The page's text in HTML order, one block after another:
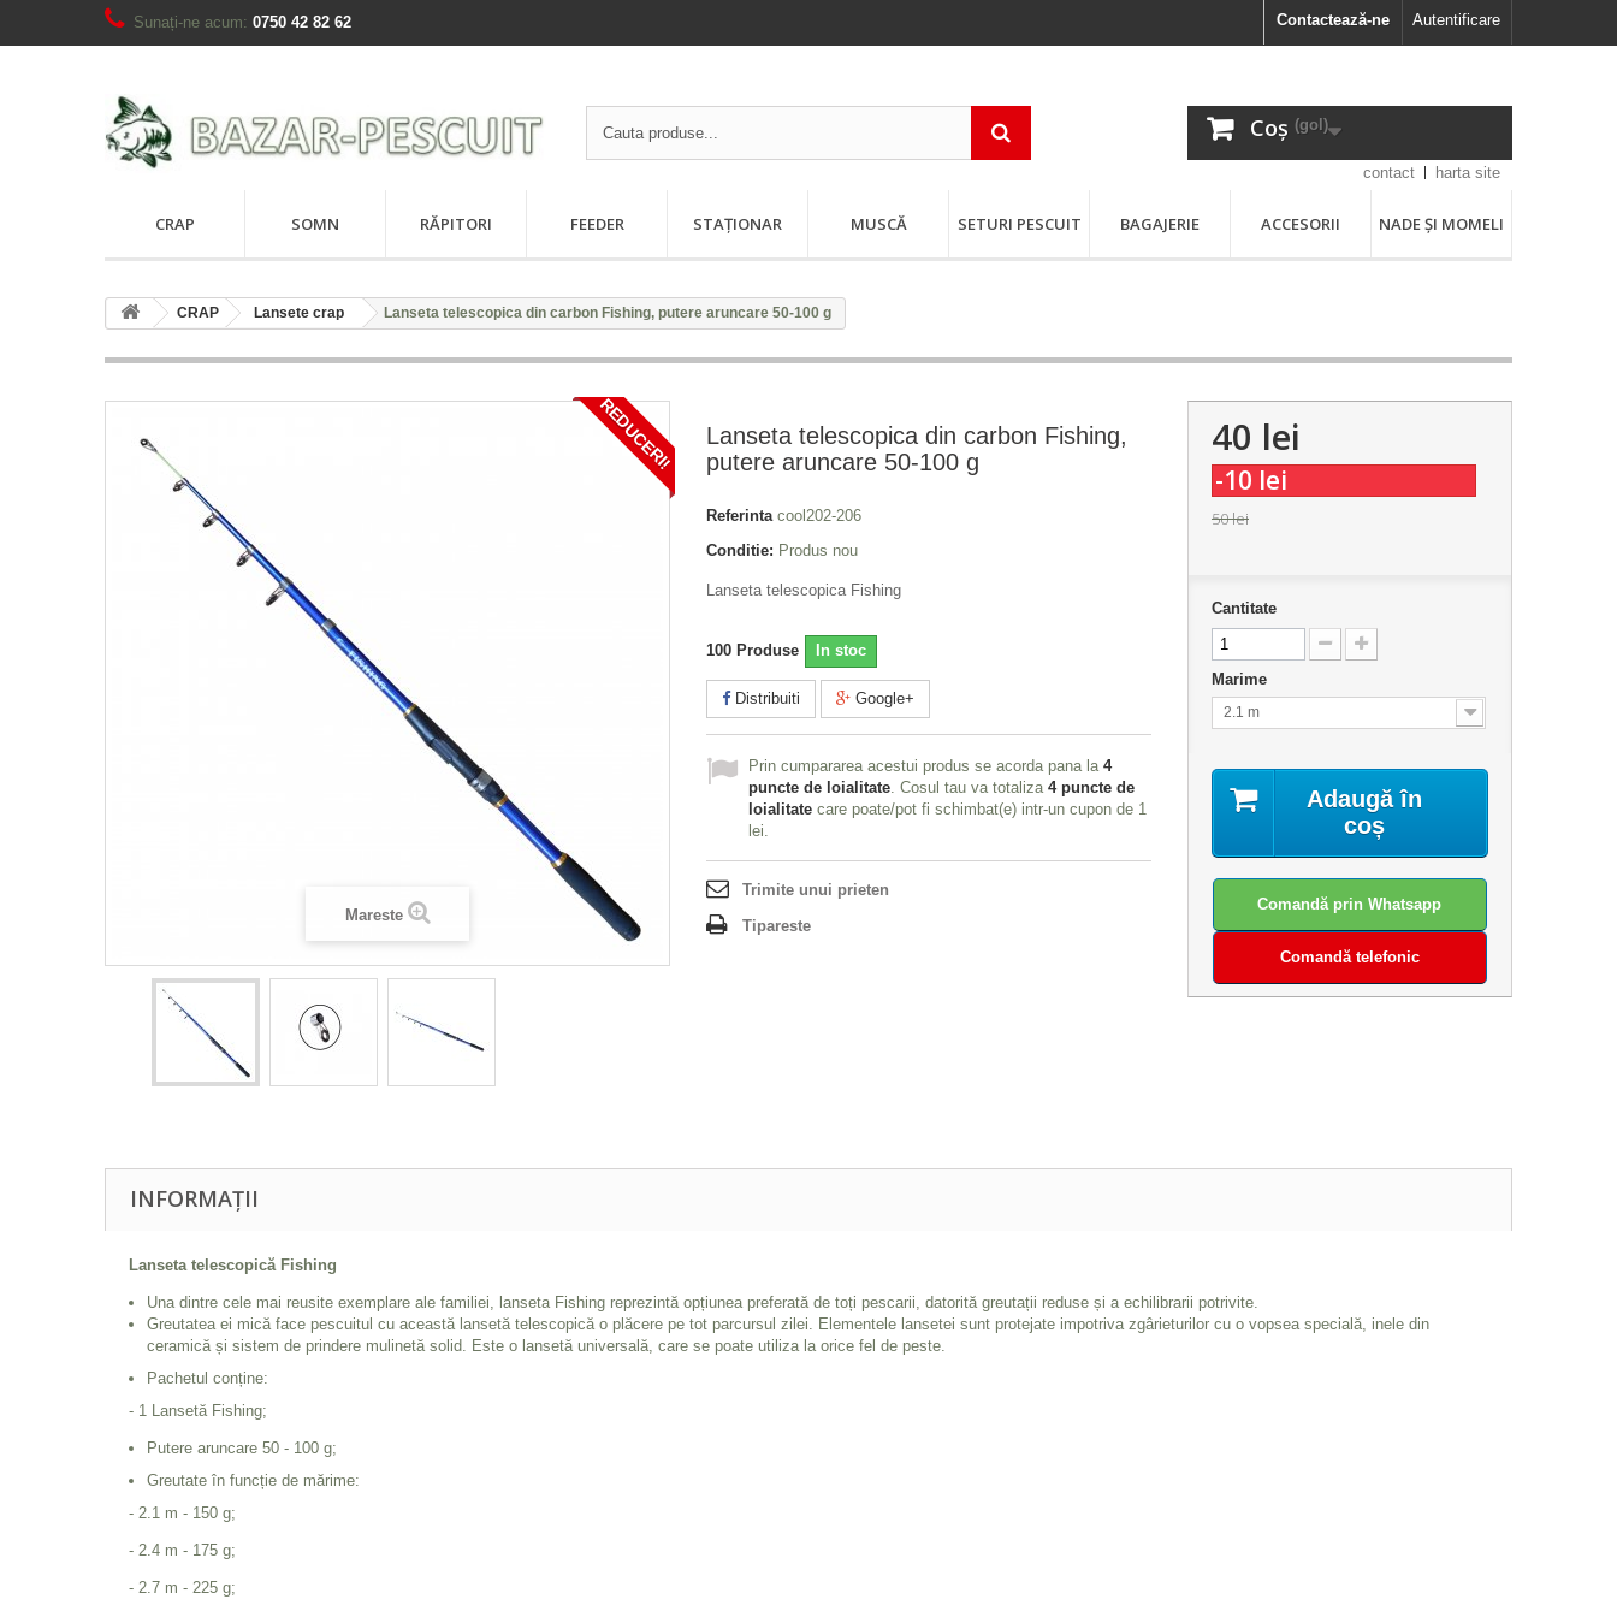
Autentificare
Contactează-ne
Sunați-ne acum: 0750 42 82 62
Coș (gol)
contact harta site
CRAP SOMN RĂPITORI FEEDER STAȚIONAR MUSCĂ SETURI PESCUIT BAGAJERIE ACCESORII NADE ȘI MOMELI
CRAP Lansete crap Lanseta telescopica din carbon Fishing, putere aruncare 50-100 g
REDUCERI!
Mareste
Lanseta telescopica din carbon Fishing,
putere aruncare 50-100 g
Referinta cool202-206
Conditie: Produs nou
Lanseta telescopica Fishing
100 Produse In stoc
Distribuiti Google+
Prin cumpararea acestui produs se acorda pana la 4
puncte de loialitate. Cosul tau va totaliza 4puncte de
loialitate care poate/pot fi schimbat(e) intr-un cupon de 1
lei.
Trimite unui prieten
Tipareste
40 lei
-10 lei
50 lei
Cantitate
Marime
2.1 m
Adaugă în
coș
Comandă prin Whatsapp
Comandă telefonic
INFORMAȚII
Lanseta telescopică Fishing
Una dintre cele mai reusite exemplare ale familiei, lanseta Fishing reprezintă opțiunea preferată de toți pescarii, datorită greutații reduse și a echilibrarii potrivite.
Greutatea ei mică face pescuitul cu această lansetă telescopică o plăcere pe tot parcursul zilei. Elementele lansetei sunt protejate impotriva zgârieturilor cu o vopsea specială, inele din
ceramică și sistem de prindere mulinetă solid. Este o lansetă universală, care se poate utiliza la orice fel de peste.
Pachetul conține:
- 1 Lansetă Fishing;
Putere aruncare 50 - 100 g;
Greutate în funcție de mărime:
- 2.1 m - 150 g;
- 2.4 m - 175 g;
- 2.7 m - 225 g;